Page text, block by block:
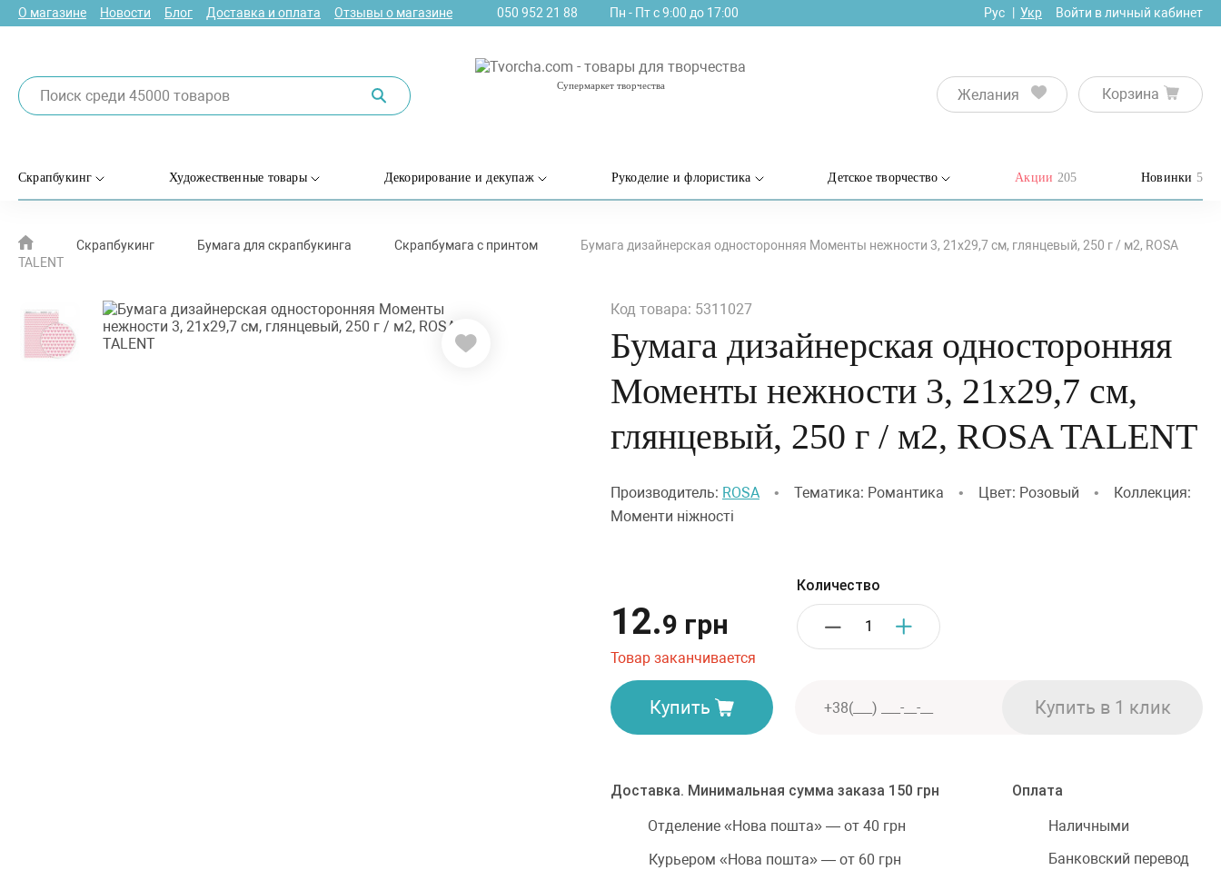
О магазине Новости Блог Доставка и оплата Отзывы о магазине 050 952 21 88 Пн - Пт с 9:00 до 17:00 Рус Укр Войти в личный кабинет
Супермаркет творчества
Желания Корзина
Скрапбукинг Художественные товары Декорирование и декупаж Рукоделие и флористика Детское творчество Акции 205 Новинки 5
Скрапбукинг Бумага для скрапбукинга Скрапбумага с принтом
Бумага дизайнерская односторонняя Моменты нежности 3, 21х29,7 см, глянцевый, 250 г / м2, ROSA
TALENT
Код товара: 5311027
Бумага дизайнерская односторонняя
Моменты нежности 3, 21х29,7 см,
глянцевый, 250 г / м2, ROSA TALENT
Производитель: ROSA • Тематика: Романтика • Цвет: Розовый •
Коллекция:
Моменти ніжності
12.9 грн
Количество
Товар заканчивается
Купить
Доставка. Минимальная сумма заказа 150 грн
Отделение «Нова пошта» — от 40 грн
Курьером «Нова пошта» — от 60 грн
Оплата
Наличными
Банковский перевод